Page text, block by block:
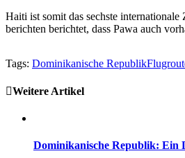
Haiti ist somit das sechste
berichten berichtet, dass Pawa auch
Tags: Dominikanische Republik
Weitere Artikel
Dominikanische Republik: Ein